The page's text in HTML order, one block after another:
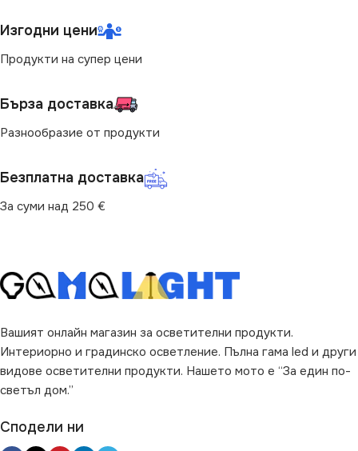
Изгодни цени
Продукти на супер цени
Бърза доставка
Разнообразие от продукти
Безплатна доставка
За суми над 250 €
Вашият онлайн магазин за осветителни продукти.
Интериорно и градинско осветление. Пълна гама led и други
видове осветителни продукти. Нашето мото е “За един по-
светъл дом.”
Сподели ни